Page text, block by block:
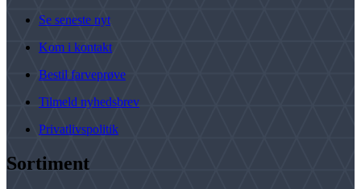
Se seneste nyt
Kom i kontakt
Bestil farveprøve
Tilmeld nyhedsbrev
Privatlivspolitik
Sortiment